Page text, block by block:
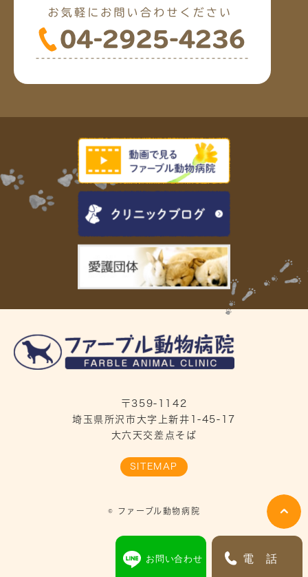
〒359-1142
埼玉県所沢市大字上新井1-45-17
大六天交差点そば
SITEMAP
© ファーブル動物病院